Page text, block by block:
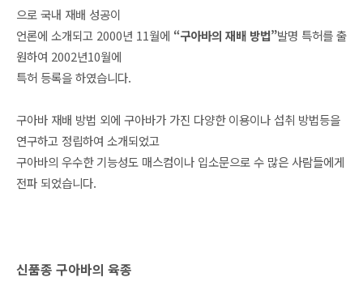
으로 국내 재배 성공이
언론에 소개되고 2000년 11월에 “구아바의 재배 방법”발명 특허를 출
원하여 2002년10월에
특허 등록을 하였습니다.
구아바 재배 방법 외에 구아바가 가진 다양한 이용이나 섭취 방법등을
연구하고 정립하여 소개되었고
구아바의 우수한 기능성도 매스컴이나 입소문으로 수 많은 사람들에게
전파 되었습니다.
신품종 구아바의 육종